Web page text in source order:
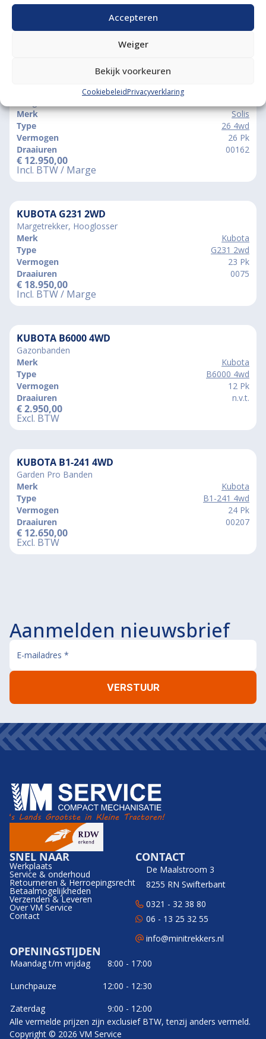
Accepteren
Weiger
Bekijk voorkeuren
CookiebeleidPrivacyverklaring
Vergelijkbare producten
Merk
Solis
Type
26 4wd
Vermogen
26 Pk
Draaiuren
00162
€ 12.950,00
Incl. BTW / Marge
KUBOTA G231 2WD
Margetrekker, Hooglosser
Merk
Kubota
Type
G231 2wd
Vermogen
23 Pk
Draaiuren
0075
€ 18.950,00
Incl. BTW / Marge
KUBOTA B6000 4WD
Gazonbanden
Merk
Kubota
Type
B6000 4wd
Vermogen
12 Pk
Draaiuren
n.v.t.
€2.950,00
Excl. BTW
KUBOTA B1-241 4WD
Garden Pro Banden
Merk
Kubota
Type
B1-241 4wd
Vermogen
24 Pk
Draaiuren
00207
€ 12.650,00
Excl. BTW
Aanmelden nieuwsbrief
SNEL NAAR
Werkplaats
Service & onderhoud
Retourneren & Herroepingsrecht
Betaalmogelijkheden
Verzenden & Leveren
Over VM Service
Contact
CONTACT
De Maalstroom 3
8255 RN Swifterbant
0321 - 32 38 80
06 - 13 25 32 55
info@minitrekkers.nl
OPENINGSTIJDEN
Maandag t/m vrijdag
8:00 - 17:00
Lunchpauze
12:00 - 12:30
Zaterdag
9:00 - 12:00
Alle vermelde prijzen zijn exclusief BTW, tenzij anders vermeld.
Copyright © 2026 VM Service